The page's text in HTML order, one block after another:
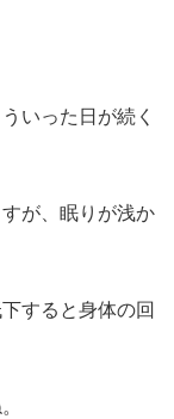
いった日が続く
が、眠りが浅か
すると身体の回